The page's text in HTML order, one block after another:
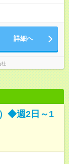
詳細へ
社
◆週2日～1